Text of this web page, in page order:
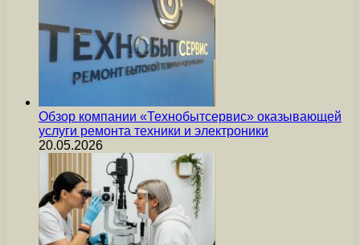
Обзор компании «Технобытсервис» оказывающей
услуги ремонта техники и электроники
20.05.2026